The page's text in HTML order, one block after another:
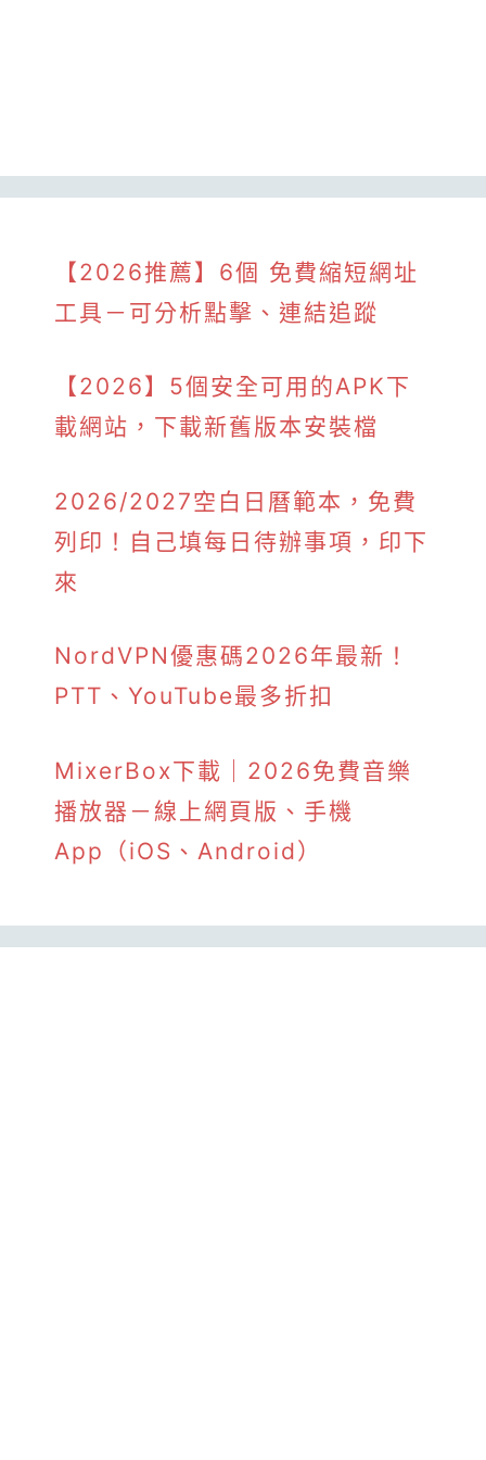
【2026推薦】6個 免費縮短網址
工具－可分析點擊、連結追蹤
【2026】5個安全可用的APK下
載網站，下載新舊版本安裝檔
2026/2027空白日曆範本，免費
列印！自己填每日待辦事項，印下
來
NordVPN優惠碼2026年最新！
PTT、YouTube最多折扣
MixerBox下載｜2026免費音樂
播放器－線上網頁版、手機
App（iOS、Android）